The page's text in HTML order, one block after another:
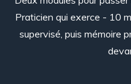
Praticien qui exerce - 10
supervisé, puis mémoire